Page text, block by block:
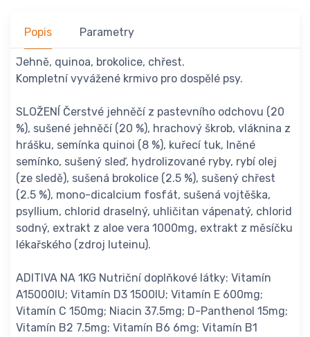
Popis Parametry
Jehně, quinoa, brokolice, chřest.
Kompletní vyvážené krmivo pro dospělé psy.
SLOŽENÍ Čerstvé jehněčí z pastevního odchovu (20
%), sušené jehněčí (20 %), hrachový škrob, vláknina z
hrášku, semínka quinoi (8 %), kuřecí tuk, lněné
semínko, sušený sleď, hydrolizované ryby, rybí olej
(ze sledě), sušená brokolice (2.5 %), sušený chřest
(2.5 %), mono-dicalcium fosfát, sušená vojtěška,
psyllium, chlorid draselný, uhličitan vápenatý, chlorid
sodný, extrakt z aloe vera 1000mg, extrakt z měsíčku
lékařského (zdroj luteinu).
ADITIVA NA 1KG Nutriční doplňkové látky: Vitamín
A15000IU; Vitamín D3 1500IU; Vitamín E 600mg;
Vitamín C 150mg; Niacin 37.5mg; D-Panthenol 15mg;
Vitamín B2 7.5mg; Vitamín B6 6mg; Vitamín B1